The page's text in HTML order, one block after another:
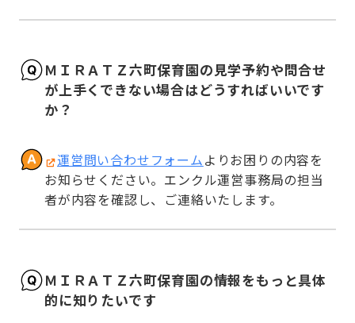
ＭＩＲＡＴＺ六町保育園の見学予約や問合せ
が上手くできない場合はどうすればいいです
か？
運営問い合わせフォームよりお困りの内容を
お知らせください。エンクル運営事務局の担当
者が内容を確認し、ご連絡いたします。
ＭＩＲＡＴＺ六町保育園の情報をもっと具体
的に知りたいです